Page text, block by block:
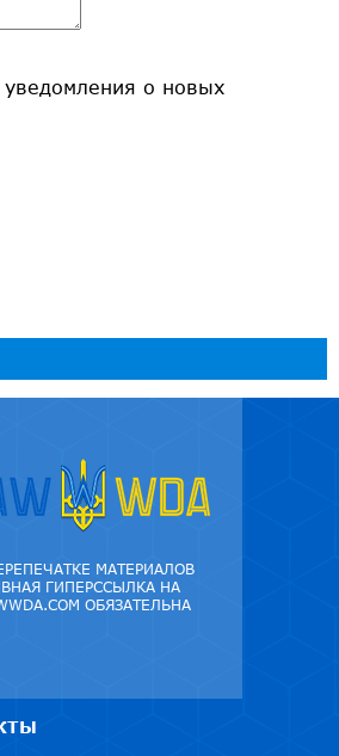
уведомления о новых
МАТЕРИАЛОВ
ГИПЕРССЫЛКА НА
ОБЯЗАТЕЛЬНА